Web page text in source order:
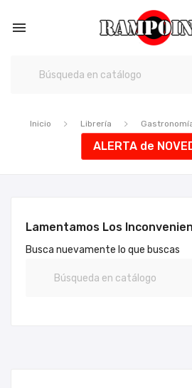

Inicio Librería
ALERTA de
Lamentamos Los
Busca nuevamente lo que buscas